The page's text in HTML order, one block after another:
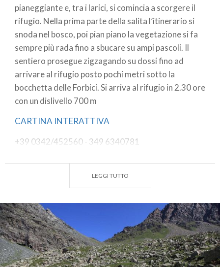
pianeggiante e, tra i larici, si comincia a scorgere il
rifugio. Nella prima parte della salita l’itinerario si
snoda nel bosco, poi pian piano la vegetazione si fa
sempre più rada fino a sbucare su ampi pascoli. Il
sentiero prosegue zigzagando su dossi fino ad
arrivare al rifugio posto pochi metri sotto la
bocchetta delle Forbici. Si arriva al rifugio in 2.30 ore
con un dislivello 700 m
CARTINA INTERATTIVA
+39 0342/452560 - 349 6340781
LEGGI TUTTO